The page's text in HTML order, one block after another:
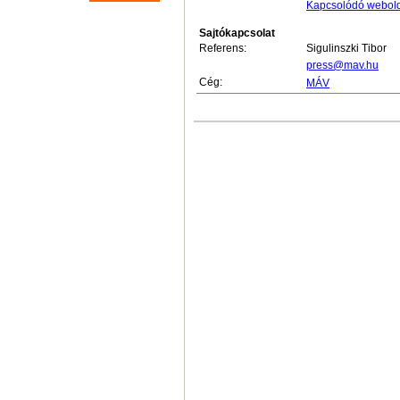
Kapcsolódó
Sajtókapcsolat
Referens:
Sigulinszki Tibor
press@mav.hu
Cég:
MÁV